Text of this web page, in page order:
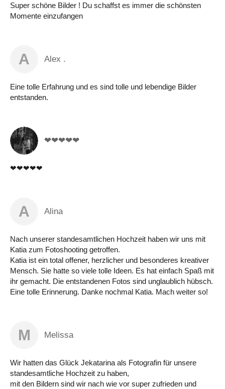
Super schöne Bilder ! Du schaffst es immer die schönsten
Momente einzufangen
A Alex .
Eine tolle Erfahrung und es sind tolle und lebendige Bilder
entstanden.
❤❤❤❤❤
❤❤❤❤❤
A Alina
Nach unserer standesamtlichen Hochzeit haben wir uns mit
Katia zum Fotoshooting getroffen.
Katia ist ein total offener, herzlicher und besonderes kreativer
Mensch. Sie hatte so viele tolle Ideen. Es hat einfach Spaß mit
ihr gemacht. Die entstandenen Fotos sind unglaublich hübsch.
Eine tolle Erinnerung. Danke nochmal Katia. Mach weiter so!
M Melissa
Wir hatten das Glück Jekatarina als Fotografin für unsere
standesamtliche Hochzeit zu haben,
mit den Bildern sind wir nach wie vor super zufrieden und